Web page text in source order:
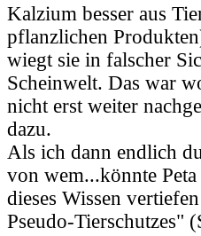
Kalzium besser aus
pflanzlichen
wiegt sie in falscher
Scheinwelt. Das war
nicht erst weiter
dazu.
Als ich dann endlich
von wem...könnte
dieses Wissen
Pseudo-Tierschutzes"